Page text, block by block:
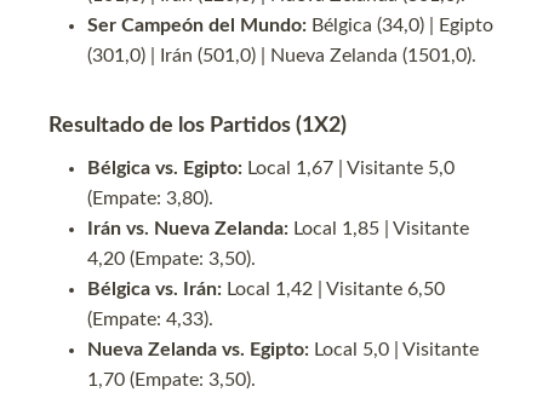
Ser Campeón del Mundo: Bélgica (34,0) | Egipto
(301,0) | Irán (501,0) | Nueva Zelanda (1501,0).
Resultado de los Partidos (1X2)
Bélgica vs. Egipto: Local 1,67 | Visitante 5,0
(Empate: 3,80).
Irán vs. Nueva Zelanda: Local 1,85 | Visitante
4,20 (Empate: 3,50).
Bélgica vs. Irán: Local 1,42 | Visitante 6,50
(Empate: 4,33).
Nueva Zelanda vs. Egipto: Local 5,0 | Visitante
1,70 (Empate: 3,50).